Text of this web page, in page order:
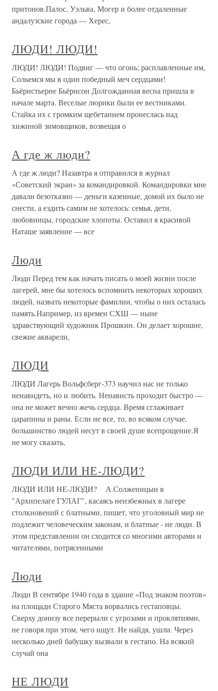
притонов.Палос, Уэльва, Могер и более отдаленные
андалузские города — Херес,
ЛЮДИ! ЛЮДИ!
ЛЮДИ! ЛЮДИ! Подвиг — что огонь; расплавленные им,
Сольемся мы в один победный меч сердцами!
Бьёрнстьерне Бьёрнсон Долгожданная весна пришла в
начале марта. Веселые люрики были ее вестниками.
Стайка их с громким щебетанием пронеслась над
хижиной зимовщиков, возвещая о
А где ж люди?
А где ж люди? Назавтра я отправился в журнал
«Советский экран» за командировкой. Командировки мне
давали безотказно — деньги казенные, домой их было не
снести, а ездить самим не хотелось: семья, дети,
любовницы, городские хлопоты. Оставил я красивой
Наташе заявление — все
Люди
Люди Перед тем как начать писать о моей жизни после
лагерей, мне бы хотелось вспомнить некоторых хороших
людей, назвать некоторые фамилии, чтобы о них осталась
память.Например, из времен СХШ — ныне
здравствующий художник Прошкин. Он делает хорошие,
свежие акварели,
ЛЮДИ
ЛЮДИ Лагерь Вольфсберг-373 научил нас не только
ненавидеть, но и любить. Ненависть проходит быстро —
она не может вечно жечь сердца. Время сглаживает
царапины и раны. Если не все, то, во всяком случае,
большинство людей несут в своей душе всепрощение.Я
не могу сказать,
ЛЮДИ ИЛИ НЕ-ЛЮДИ?
ЛЮДИ ИЛИ НЕ-ЛЮДИ? А.Солженицын в
"Архипелаге ГУЛАГ", касаясь неизбежных в лагере
столкновений с блатными, пишет, что уголовный мир не
подлежит человеческим законам, и блатные - не люди. В
этом представлении он сходится со многими авторами и
читателями, потрясенными
Люди
Люди В сентябре 1940 года в здание «Под знаком поэтов»
на площади Старого Мяста ворвались гестаповцы.
Сверху донизу все перерыли с угрозами и проклятиями,
не говоря при этом, чего ищут. Не найдя, ушли. Через
несколько дней бабушку вызвали в гестапо. На всякий
случай она
НЕ ЛЮДИ